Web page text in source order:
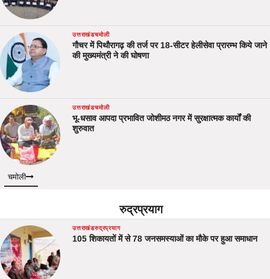
उत्तराखंडचमोली
गौचर में पिथौरागढ़ की तर्ज पर 18-सीटर हेलीसेवा प्रारम्भ किये जाने
की मुख्यमंत्री ने की घोषणा
उत्तराखंडचमोली
भू-धसाव आपदा प्रभावित जोशीमठ नगर में सुरक्षात्मक कार्यों की
शुरुवात
चमोली
रुद्रप्रयाग
उत्तराखंडरुद्रप्रयाग
105 शिकायतों में से 78 जनसमस्याओं का मौके पर हुआ समाधान